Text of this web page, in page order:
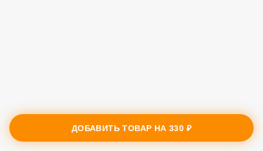
ДОБАВИТЬ ТОВАР НА330 ₽